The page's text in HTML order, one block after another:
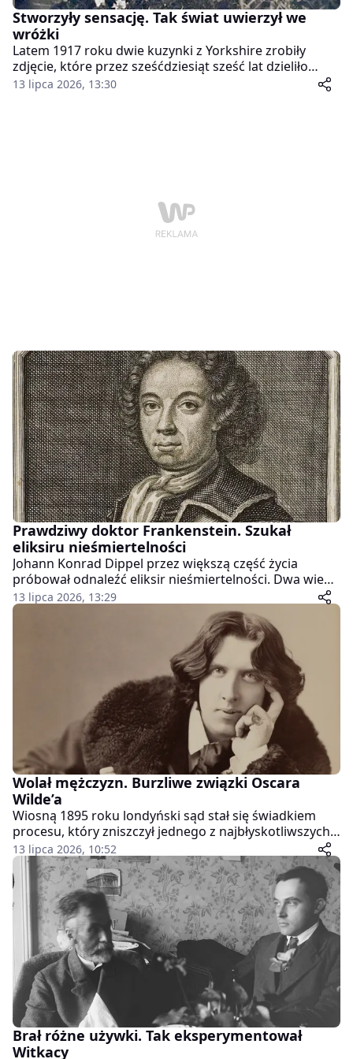
Stworzyły sensację. Tak świat uwierzył we
wróżki
Latem 1917 roku dwie kuzynki z Yorkshire zrobiły
zdjęcie, które przez sześćdziesiąt sześć lat dzieliło
Wielką Brytanię na tych, którzy wierzyli w wróżki, i
13 lipca 2026, 13:30
Prawdziwy doktor Frankenstein. Szukał
eliksiru nieśmiertelności
Johann Konrad Dippel przez większą część życia
próbował odnaleźć eliksir nieśmiertelności. Dwa wieki
później jego biografia stała się przedmiotem sporu o
to, czy właśnie on zainspirował Mary Shelley do
stworzenia najsłynniejszego potwora w literaturze,
13 lipca 2026, 13:29
Wolał mężczyzn. Burzliwe związki Oscara
Wilde’a
Wiosną 1895 roku londyński sąd stał się świadkiem
procesu, który zniszczył jednego z najbłyskotliwszych
pisarzy epoki wiktoriańskiej. Oscar Wilde, autor
uwielbiany przez publiczność, sam sprowokował
katastrofę, próbując bronić swojego honoru przed
sądem.
13 lipca 2026, 10:52
Brał różne używki. Tak eksperymentował
Witkacy